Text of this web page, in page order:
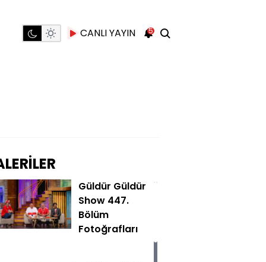
CANLI YAYIN 5
Güldür Güldür
Show 447.
Bölüm
Fotoğrafları